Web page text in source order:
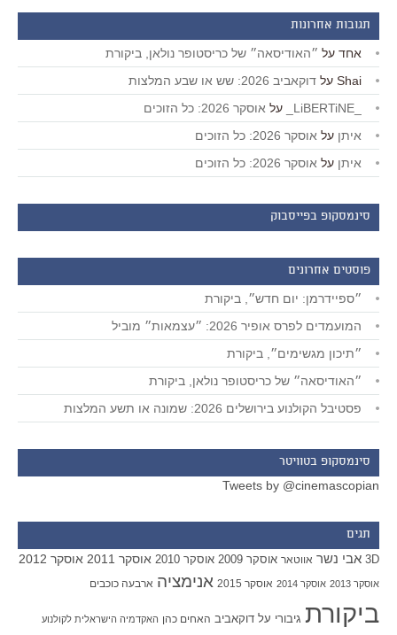
תגובות אחרונות
אחד על ״האודיסאה״ של כריסטופר נולאן, ביקורת
Shai על דוקאביב 2026: שש או שבע המלצות
על אוסקר 2026: כל הזוכים
איתן על אוסקר 2026: כל הזוכים
איתן על אוסקר 2026: כל הזוכים
סינמסקופ בפייסבוק
פוסטים אחרונים
״ספיידרמן: יום חדש״, ביקורת
המועמדים לפרס אופיר 2026: ״עצמאות״ מוביל
״תיכון מגשימים״, ביקורת
״האודיסאה״ של כריסטופר נולאן, ביקורת
פסטיבל הקולנוע בירושלים 2026: שמונה או תשע המלצות
סינמסקופ בטוויטר
Tweets by @cinemascopian
תגים
3D אבי נשר אווטאר אוסקר 2009 אוסקר 2010 אוסקר 2011 אוסקר 2012
אוסקר 2013 אוסקר 2014 אוסקר 2015 אנימציה ארבעה כוכבים
ביקורת גיבורי על דוקאביב האחים כהן האקדמיה הישראלית לקולנוע